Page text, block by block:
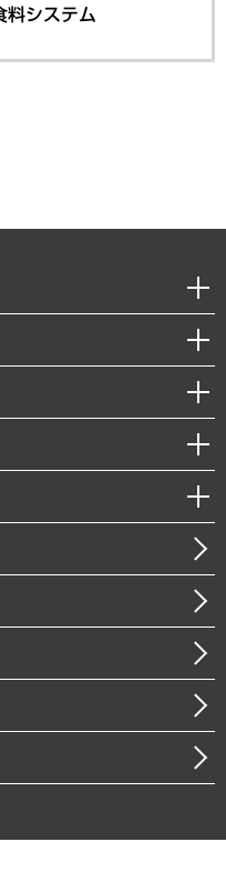
料システム
ス）・防災（政策）
シティ